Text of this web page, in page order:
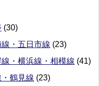
(30)
・五日市線 (23)
・横浜線・相模線 (41)
鶴見線 (23)